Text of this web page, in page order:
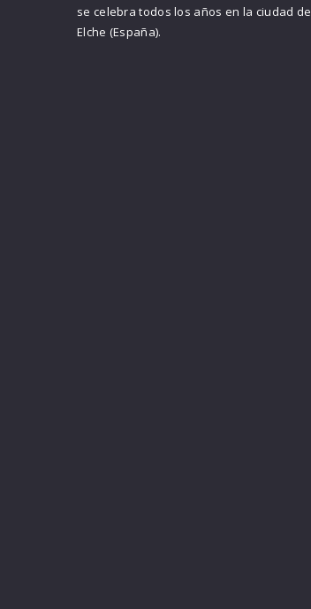
se celebra todos los años en la ciudad de
Elche (España).